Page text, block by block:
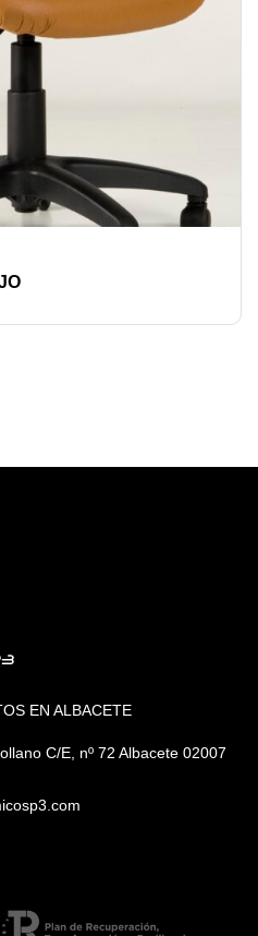
EN ALBACETE
C/E, nº 72 Albacete 02007